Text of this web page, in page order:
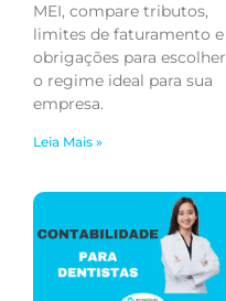
MEI, compare tributos,
limites de faturamento e
obrigações para escolher
o regime ideal para sua
empresa.
Leia Mais »